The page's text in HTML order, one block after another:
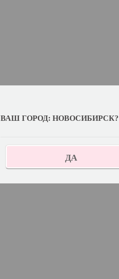
ВАШ ГОРОД: НОВОСИБИРСК?
ДА